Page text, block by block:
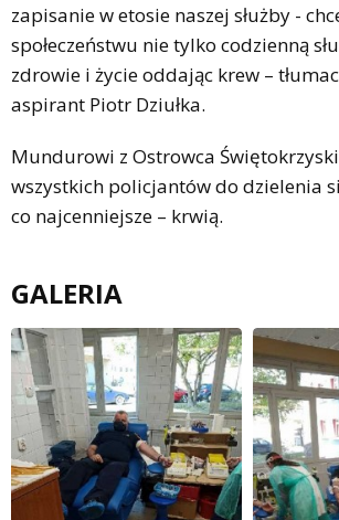
zapisanie w etosie naszej służby -
społeczeństwu nie tylko codzienną
zdrowie i życie oddając krew –
aspirant Piotr Dziułka.
Mundurowi z Ostrowca
wszystkich policjantów do dzielenia
co najcenniejsze – krwią.
GALERIA